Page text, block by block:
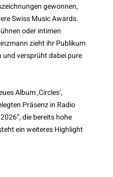
gewonnen,
Swiss Music Awards.
oder intimen
zieht ihr Publikum
versprüht dabei pure
Album ‚Circles‘,
Präsenz in Radio
die bereits hohe
ein weiteres Highlight